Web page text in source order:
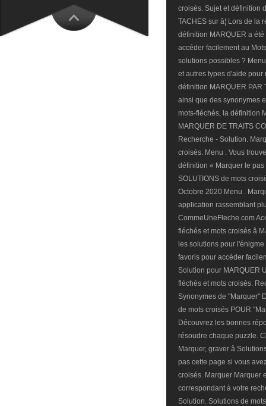
croisés. Sujet et définition
TACHES sur â¦ Lors de
définition MARQUER a
accéder facilement au
solutions possibles ?
et autres types d'aide
définition MARQUER PAR
ainsi que des synonymes
mots-fléchés, la définition
MARQUER DE TRAITS
Recherche - Solution.
croisés. Menu . Vous
définition « Marquer le
SOLUTIONS de mots
Octobre 2020 Menu .
application rassemblant
CommeUneFleche.com
fléchés et mots croisés â
les solutions pour
favoris pour accéder
Solution pour MARQUER
fléchés et mots croisés.
Synonymes de "Marquer"
de mots croisés POUR
Découvrez les bonnes
résoudre chaque puzzle.
Marquer, graver â
pas cette page si vous
croisés. Marquer Marquer
correspondant à votre
Solution. Solutions de